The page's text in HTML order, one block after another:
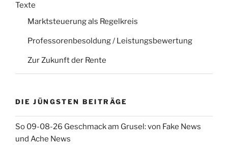
Texte
Marktsteuerung als Regelkreis
Professorenbesoldung / Leistungsbewertung
Zur Zukunft der Rente
DIE JÜNGSTEN BEITRÄGE
So 09-08-26 Geschmack am Grusel: von Fake News
und Ache News